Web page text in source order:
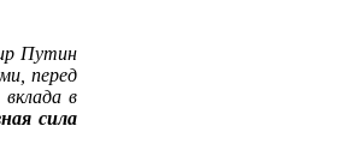
Путин
перед
в
сила